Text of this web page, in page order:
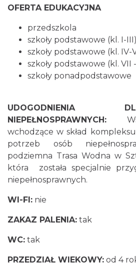
OFERTA EDUKACYJNA
przedszkola
szkoły podstawowe (kl. I-III)
szkoły podstawowe (kl. IV-
szkoły podstawowe (kl. VII
szkoły ponadpodstawowe
UDOGODNIENIA
NIEPEŁNOSPRAWNYCH:
wchodzące w skład
potrzeb osób
podziemna Trasa Wodna w
która została specjalnie
niepełnosprawnych.
WI-FI: nie
ZAKAZ PALENIA: tak
WC: tak
PRZEDZIAŁ WIEKOWY: od 4